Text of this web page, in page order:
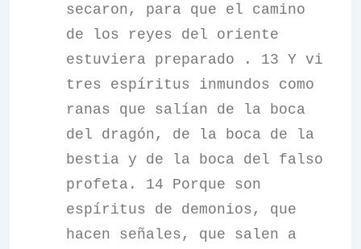
secaron, para que el camino
de los reyes del oriente
estuviera preparado . 13 Y vi
tres espíritus inmundos como
ranas que salían de la boca
del dragón, de la boca de la
bestia y de la boca del falso
profeta. 14 Porque son
espíritus de demonios, que
hacen señales, que salen a